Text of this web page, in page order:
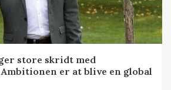
store skridt med
er at blive en global